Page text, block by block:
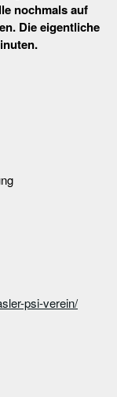
nochmals auf
Die eigentliche
psi-verein/